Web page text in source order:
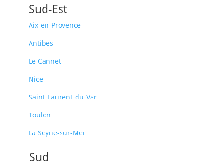
Sud-Est
Aix-en-Provence
Antibes
Le Cannet
Nice
Saint-Laurent-du-Var
Toulon
La Seyne-sur-Mer
Sud